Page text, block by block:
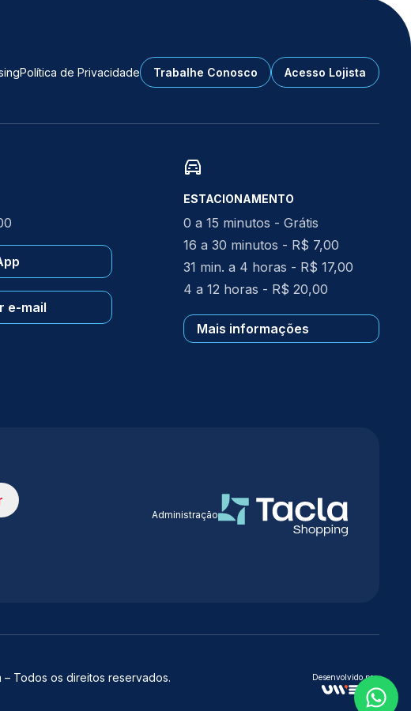
Política de Privacidade Trabalhe Conosco Acesso Lojista
e-mail
ESTACIONAMENTO
0 a 15 minutos - Grátis
16 a 30 minutos - R$ 7,00
31 min. a 4 horas - R$ 17,00
4 a 12 horas - R$ 20,00
Mais informações
Administração
Todos os direitos reservados. Desenvolvido por: